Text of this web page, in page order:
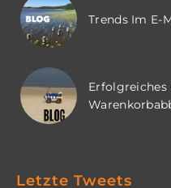
Trends Im E-
Erfolgreiches
Letzte Tweets